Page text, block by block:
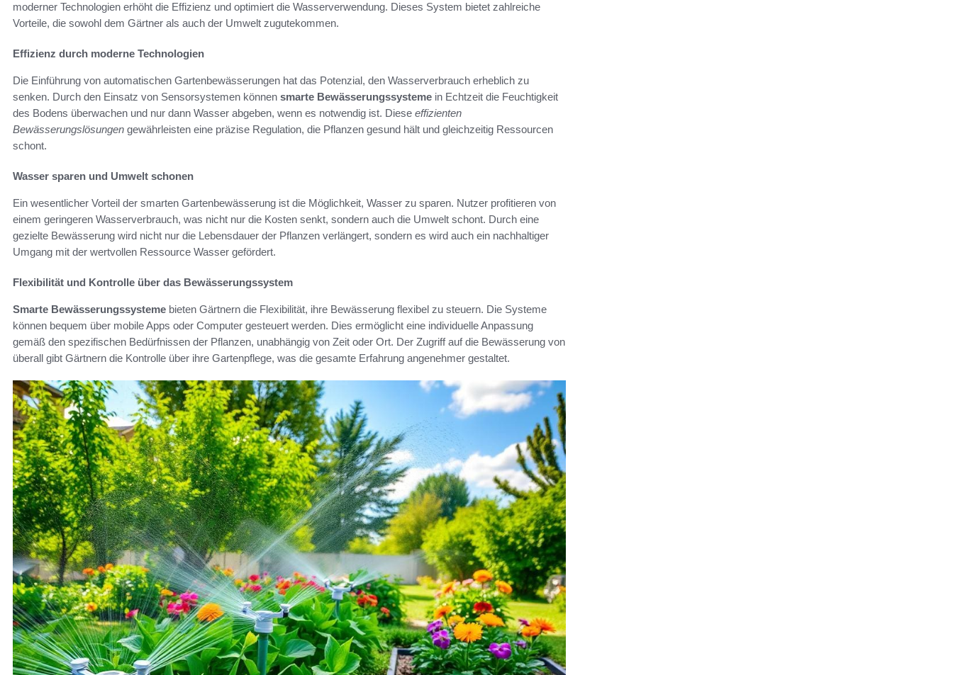
moderner Technologien erhöht die Effizienz und optimiert die Wasserverwendung. Dieses System bietet zahlreiche
Vorteile, die sowohl dem Gärtner als auch der Umwelt zugutekommen.
Effizienz durch moderne Technologien
Die Einführung von automatischen Gartenbewässerungen hat das Potenzial, den Wasserverbrauch erheblich zu
senken. Durch den Einsatz von Sensorsystemen können smarte Bewässerungssysteme in Echtzeit die Feuchtigkeit
des Bodens überwachen und nur dann Wasser abgeben, wenn es notwendig ist. Diese effizienten
Bewässerungslösungen gewährleisten eine präzise Regulation, die Pflanzen gesund hält und gleichzeitig Ressourcen
schont.
Wasser sparen und Umwelt schonen
Ein wesentlicher Vorteil der smarten Gartenbewässerung ist die Möglichkeit, Wasser zu sparen. Nutzer profitieren von
einem geringeren Wasserverbrauch, was nicht nur die Kosten senkt, sondern auch die Umwelt schont. Durch eine
gezielte Bewässerung wird nicht nur die Lebensdauer der Pflanzen verlängert, sondern es wird auch ein nachhaltiger
Umgang mit der wertvollen Ressource Wasser gefördert.
Flexibilität und Kontrolle über das Bewässerungssystem
Smarte Bewässerungssysteme bieten Gärtnern die Flexibilität, ihre Bewässerung flexibel zu steuern. Die Systeme
können bequem über mobile Apps oder Computer gesteuert werden. Dies ermöglicht eine individuelle Anpassung
gemäß den spezifischen Bedürfnissen der Pflanzen, unabhängig von Zeit oder Ort. Der Zugriff auf die Bewässerung von
überall gibt Gärtnern die Kontrolle über ihre Gartenpflege, was die gesamte Erfahrung angenehmer gestaltet.